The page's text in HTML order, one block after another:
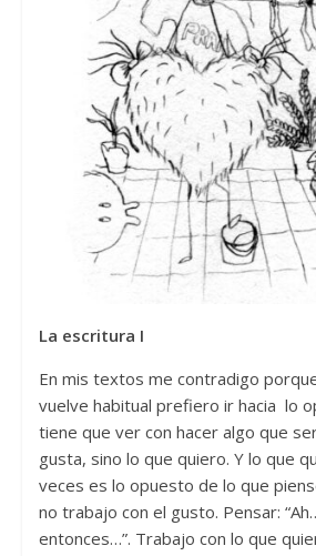
La escritura I
En mis textos me contradigo
vuelve habitual prefiero ir hacia lo
tiene que ver con hacer algo que
gusta, sino lo que quiero. Y lo que
veces es lo opuesto de lo que
no trabajo con el gusto. Pensar:
entonces…”. Trabajo con lo que